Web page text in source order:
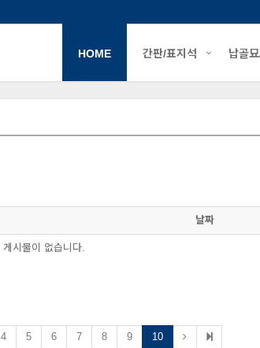
HOME 간판/표지석 납골
날짜
게시물이 없습니다.
4 5 6 7 8 9 10